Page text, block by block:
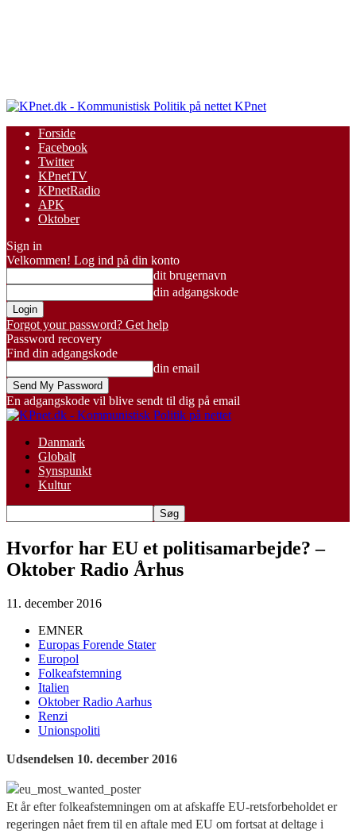
KPnet
Forside
Facebook
Twitter
KPnetTV
KPnetRadio
APK
Oktober
Sign in
Velkommen! Log ind på din konto
dit brugernavn
din adgangskode
Forgot your password? Get help
Password recovery
Find din adgangskode
din email
En adgangskode vil blive sendt til dig på email
Danmark
Globalt
Synspunkt
Kultur
Hvorfor har EU et politisamarbejde? –
Oktober Radio Århus
11. december 2016
EMNER
Europas Forende Stater
Europol
Folkeafstemning
Italien
Oktober Radio Aarhus
Renzi
Unionspoliti
Udsendelsen 10. december 2016
Et år efter folkeafstemningen om at afskaffe EU-retsforbeholdet er
regeringen nået frem til en aftale med EU om fortsat at deltage i